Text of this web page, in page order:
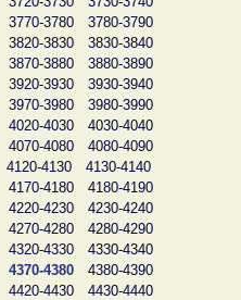
3770-3780
3780-3790
3820-3830
3830-3840
3870-3880
3880-3890
3920-3930
3930-3940
3970-3980
3980-3990
4020-4030
4030-4040
4070-4080
4080-4090
4120-4130
4130-4140
4170-4180
4180-4190
4220-4230
4230-4240
4270-4280
4280-4290
4320-4330
4330-4340
4370-4380
4380-4390
4420-4430
4430-4440